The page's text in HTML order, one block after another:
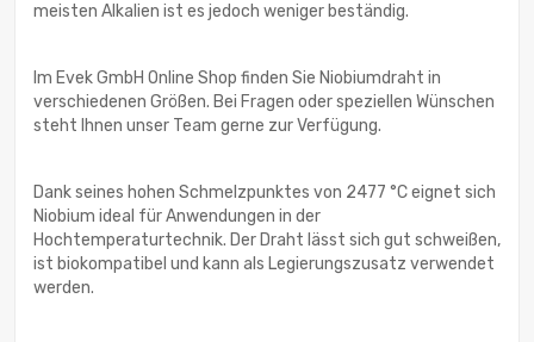
meisten Alkalien ist es jedoch weniger beständig.
Im Evek GmbH Online Shop finden Sie Niobiumdraht in
verschiedenen Größen. Bei Fragen oder speziellen Wünschen
steht Ihnen unser Team gerne zur Verfügung.
Dank seines hohen Schmelzpunktes von 2477 °C eignet sich
Niobium ideal für Anwendungen in der
Hochtemperaturtechnik. Der Draht lässt sich gut schweißen,
ist biokompatibel und kann als Legierungszusatz verwendet
werden.